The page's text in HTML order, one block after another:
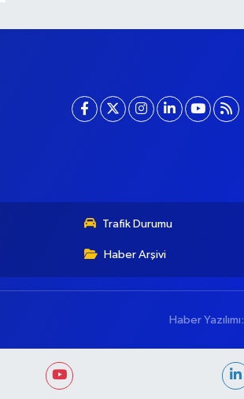
Trafik Durumu
Haber Arşivi
Haber Yazılımı: